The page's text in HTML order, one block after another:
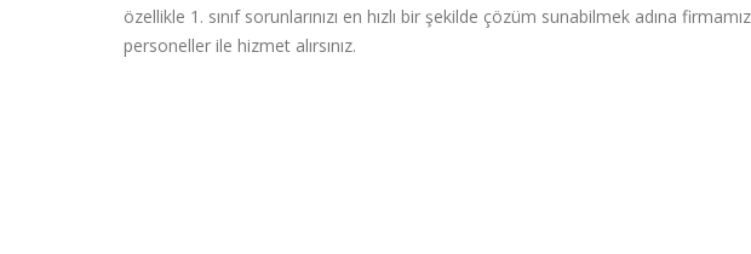
özellikle 1. sınıf sorunlarınızı en hızlı bir şekilde çözüm sunabilmek adına
personeller ile hizmet alırsınız.